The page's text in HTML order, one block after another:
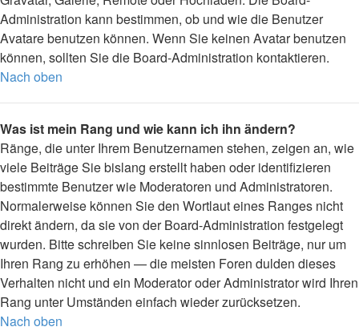
Administration kann bestimmen, ob und wie die Benutzer
Avatare benutzen können. Wenn Sie keinen Avatar benutzen
können, sollten Sie die Board-Administration kontaktieren.
Nach oben
Was ist mein Rang und wie kann ich ihn ändern?
Ränge, die unter Ihrem Benutzernamen stehen, zeigen an, wie
viele Beiträge Sie bislang erstellt haben oder identifizieren
bestimmte Benutzer wie Moderatoren und Administratoren.
Normalerweise können Sie den Wortlaut eines Ranges nicht
direkt ändern, da sie von der Board-Administration festgelegt
wurden. Bitte schreiben Sie keine sinnlosen Beiträge, nur um
Ihren Rang zu erhöhen — die meisten Foren dulden dieses
Verhalten nicht und ein Moderator oder Administrator wird Ihren
Rang unter Umständen einfach wieder zurücksetzen.
Nach oben